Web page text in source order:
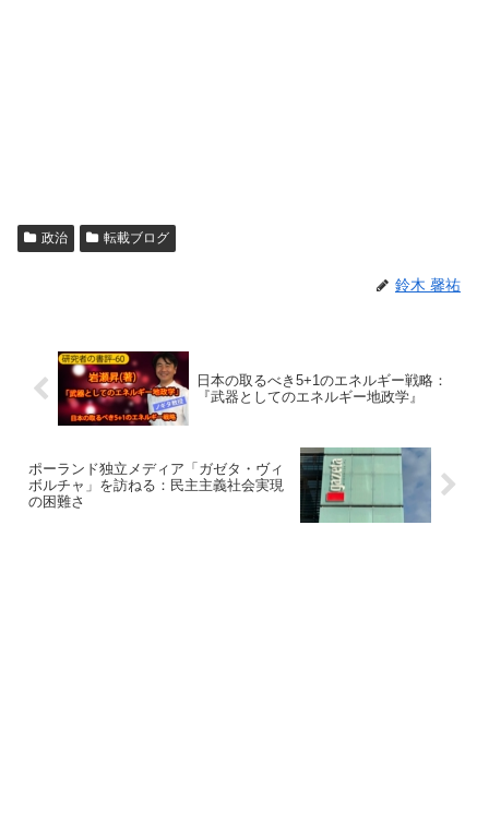
政治 転載ブログ
鈴木 馨祐
日本の取るべき5+1のエネルギー戦略：
『武器としてのエネルギー地政学』
ポーランド独立メディア「ガゼタ・ヴィ
ボルチャ」を訪ねる：民主主義社会実現
の困難さ